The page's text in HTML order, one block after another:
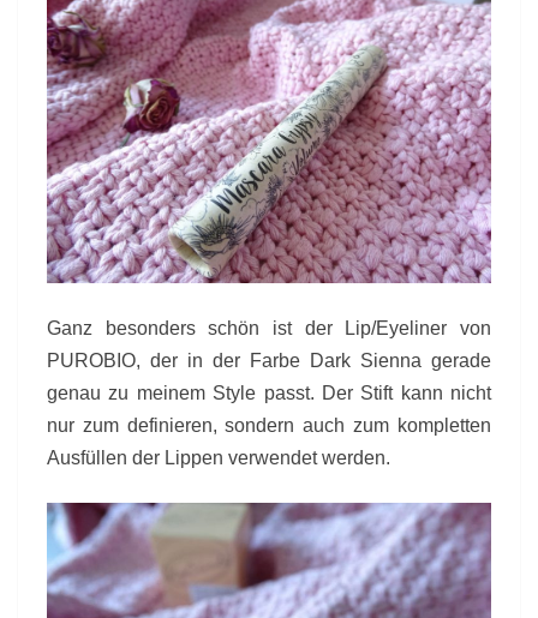
Ganz besonders schön ist der Lip/Eyeliner von
PUROBIO, der in der Farbe Dark Sienna gerade
genau zu meinem Style passt. Der Stift kann nicht
nur zum definieren, sondern auch zum kompletten
Ausfüllen der Lippen verwendet werden.